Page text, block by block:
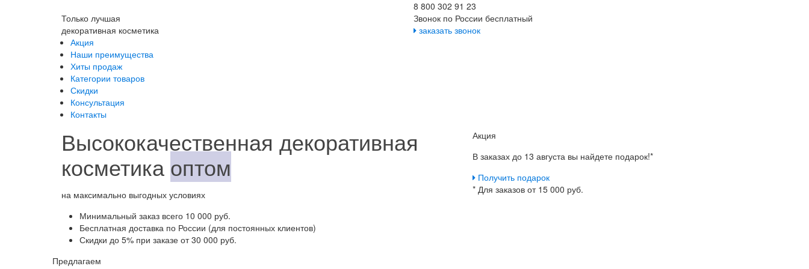
Только лучшая
декоративная косметика
8 800 302 91 23
Звонок по России бесплатный
заказать звонок
Акция
Наши преимущества
Хиты продаж
Категории товаров
Скидки
Консультация
Контакты
Высококачественная декоративная
косметика оптом
на максимально выгодных условиях
Минимальный заказ всего 10 000 руб.
Бесплатная доставка по России (для постоянных клиентов)
Скидки до 5% при заказе от 30 000 руб.
Акция
В заказах до 13 августа вы найдете подарок!*
Получить подарок
* Для заказов от 15 000 руб.
Предлагаем